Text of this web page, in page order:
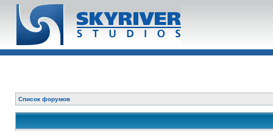
Список форумов